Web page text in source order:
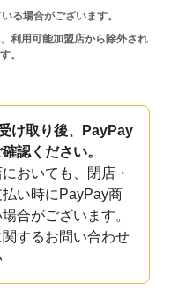
る場合がございます。
利用可能加盟店から除外され
。
け取り後、PayPay
認ください。
おいても、閉店・
い時にPayPay商
合がございます。
するお問い合わせ